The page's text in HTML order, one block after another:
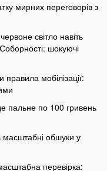
мирних переговорів з
світло навіть
шокуючі
правила мобілізації:
пальне по 100 гривень
масштабні обшуки у
перевірка: